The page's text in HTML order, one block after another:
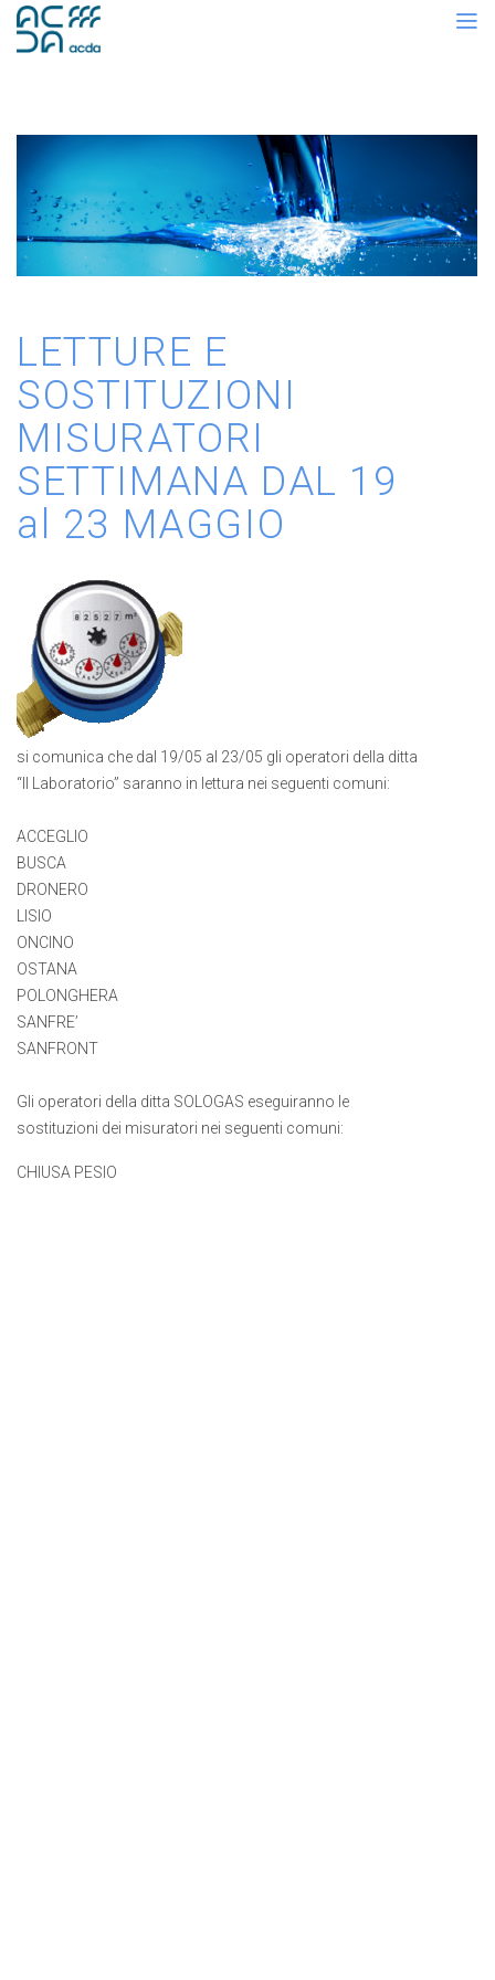
LETTURE E
SOSTITUZIONI
MISURATORI
SETTIMANA DAL 19
al 23 MAGGIO
si comunica che dal 19/05 al 23/05 gli operatori della ditta
“Il Laboratorio” saranno in lettura nei seguenti comuni:
ACCEGLIO
BUSCA
DRONERO
LISIO
ONCINO
OSTANA
POLONGHERA
SANFRE’
SANFRONT
Gli operatori della ditta SOLOGAS eseguiranno le
sostituzioni dei misuratori nei seguenti comuni:
CHIUSA PESIO